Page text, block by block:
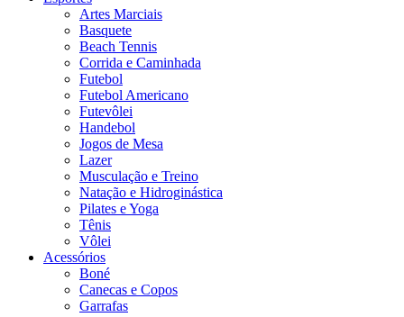
Artes Marciais
Basquete
Beach Tennis
Corrida e Caminhada
Futebol
Futebol Americano
Futevôlei
Handebol
Jogos de Mesa
Lazer
Musculação e Treino
Natação e Hidroginástica
Pilates e Yoga
Tênis
Vôlei
Acessórios
Boné
Canecas e Copos
Garrafas